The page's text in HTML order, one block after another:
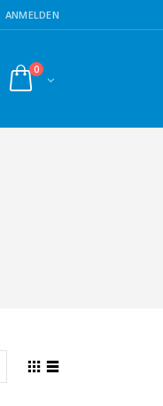
ANMELDEN
0